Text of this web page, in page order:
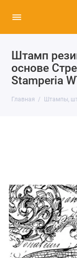
Штамп
основе
Stamperia
Главная Штампы,